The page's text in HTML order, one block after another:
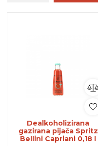
Dealkoholizirana
gazirana pijača Spritz
Bellini Capriani 0,18 l